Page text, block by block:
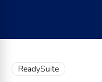
ReadySuite